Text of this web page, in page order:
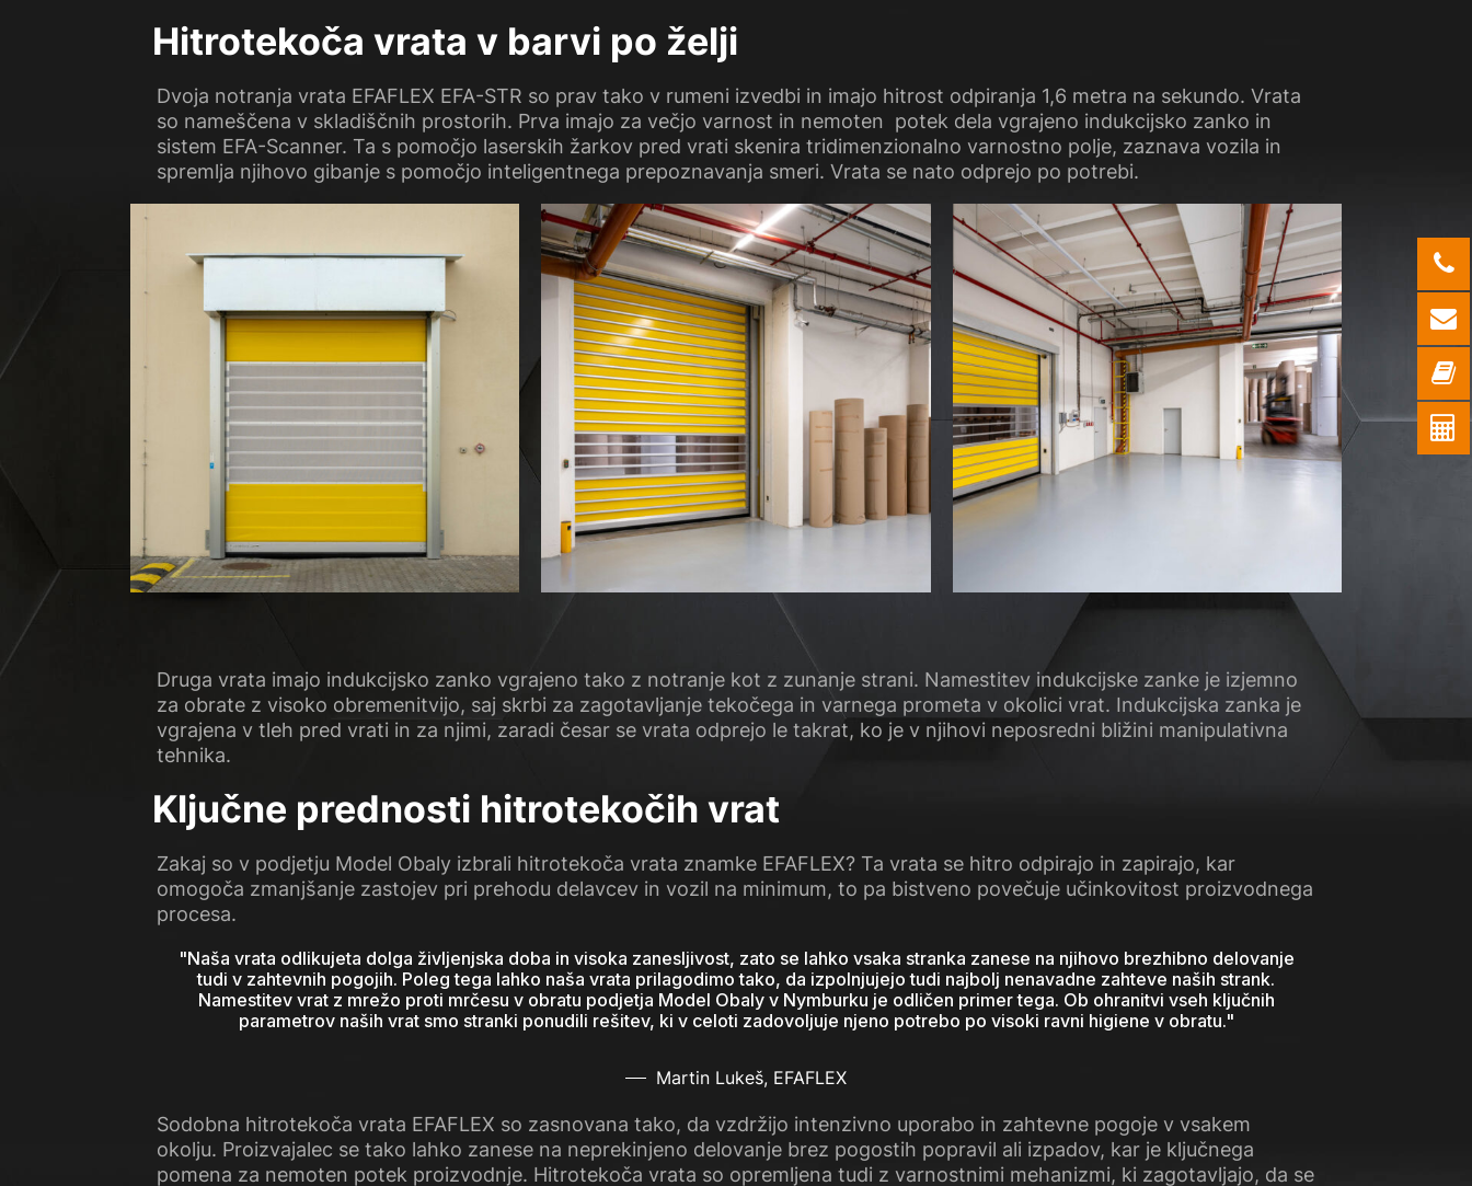
Hitrotekoča vrata v barvi po želji
Dvoja notranja vrata EFAFLEX EFA-STR so prav tako v rumeni izvedbi in imajo hitrost odpiranja 1,6 metra na sekundo. Vrata
so nameščena v skladiščnih prostorih. Prva imajo za večjo varnost in nemoten potek dela vgrajeno indukcijsko zanko in
sistem EFA-Scanner. Ta s pomočjo laserskih žarkov pred vrati skenira tridimenzionalno varnostno polje, zaznava vozila in
spremlja njihovo gibanje s pomočjo inteligentnega prepoznavanja smeri. Vrata se nato odprejo po potrebi.
Druga vrata imajo indukcijsko zanko vgrajeno tako z notranje kot z zunanje strani. Namestitev indukcijske zanke je izjemno
za obrate z visoko obremenitvijo, saj skrbi za zagotavljanje tekočega in varnega prometa v okolici vrat. Indukcijska zanka je
vgrajena v tleh pred vrati in za njimi, zaradi česar se vrata odprejo le takrat, ko je v njihovi neposredni bližini manipulativna
tehnika.
Ključne prednosti hitrotekočih vrat
Zakaj so v podjetju Model Obaly izbrali hitrotekoča vrata znamke EFAFLEX? Ta vrata se hitro odpirajo in zapirajo, kar
omogoča zmanjšanje zastojev pri prehodu delavcev in vozil na minimum, to pa bistveno povečuje učinkovitost proizvodnega
procesa.
"Naša vrata odlikujeta dolga življenjska doba in visoka zanesljivost, zato se lahko vsaka stranka zanese na njihovo brezhibno delovanje
tudi v zahtevnih pogojih. Poleg tega lahko naša vrata prilagodimo tako, da izpolnjujejo tudi najbolj nenavadne zahteve naših strank.
Namestitev vrat z mrežo proti mrčesu v obratu podjetja Model Obaly v Nymburku je odličen primer tega. Ob ohranitvi vseh ključnih
parametrov naših vrat smo stranki ponudili rešitev, ki v celoti zadovoljuje njeno potrebo po visoki ravni higiene v obratu."
Martin Lukeš, EFAFLEX
Sodobna hitrotekoča vrata EFAFLEX so zasnovana tako, da vzdržijo intenzivno uporabo in zahtevne pogoje v vsakem
okolju. Proizvajalec se tako lahko zanese na neprekinjeno delovanje brez pogostih popravil ali izpadov, kar je ključnega
pomena za nemoten potek proizvodnje. Hitrotekoča vrata so opremljena tudi z varnostnimi mehanizmi, ki zagotavljajo, da se